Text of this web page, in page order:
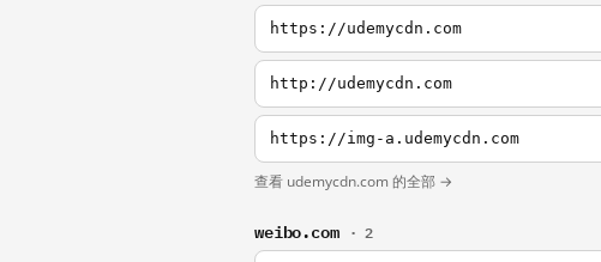
https://udemycdn.com
http://udemycdn.com
https://img-a.udemycdn.com
查看 udemycdn.com 的全部 →
weibo.com · 2